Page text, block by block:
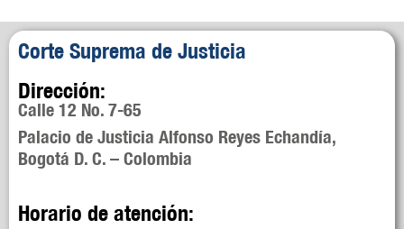
Corte Suprema de Justicia
Dirección:
Calle 12 No. 7-65
Palacio de Justicia Alfonso Reyes Echandía,
Bogotá D. C. – Colombia
Horario de atención: